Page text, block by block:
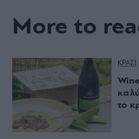
More to
ΚΡΑΣΙ
το